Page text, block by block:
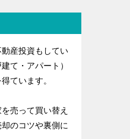
産投資もしてい
て・アパート）
ています。
売って買い替え
のコツや裏側に